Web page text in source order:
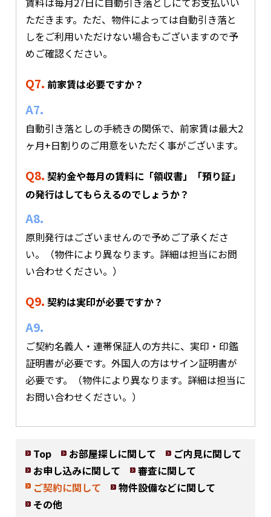
ただきます。ただ、物件によっては自動引き落と
しをご利用いただけない場合もございますので予
めご確認ください。
Q7. 前家賃は必要ですか？
A7.
自動引き落としの手続きの関係で、前家賃は最大2
ヶ月+日割りのご用意をいただく事がございます。
Q8. 契約金や毎月の賃料に「領収書」「預り証」
の発行はしてもらえるのでしょうか？
A8.
原則発行はございませんので予めご了承くださ
い。（物件により異なります。詳細は担当にお問
い合わせください。）
Q9. 契約は実印が必要ですか？
A9.
ご契約名義人・連帯保証人の方共に、実印・印鑑
証明書が必要です。外国人の方はサイン証明書が
必要です。（物件により異なります。詳細は担当に
お問い合わせください。）
Top お部屋探しに関して
ご内見に関して
お申し込みに関して
審査に関して
ご契約に関して
物件設備などに関して
その他